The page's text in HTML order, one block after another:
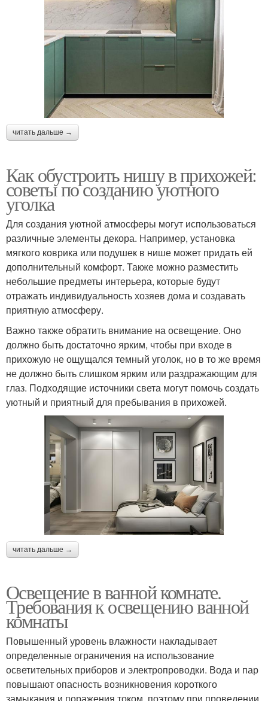
читать дальше →
Как обустроить нишу в прихожей:
советы по созданию уютного
уголка
Для создания уютной атмосферы могут использоваться
различные элементы декора. Например, установка
мягкого коврика или подушек в нише может придать ей
дополнительный комфорт. Также можно разместить
небольшие предметы интерьера, которые будут
отражать индивидуальность хозяев дома и создавать
приятную атмосферу.
Важно также обратить внимание на освещение. Оно
должно быть достаточно ярким, чтобы при входе в
прихожую не ощущался темный уголок, но в то же время
не должно быть слишком ярким или раздражающим для
глаз. Подходящие источники света могут помочь создать
уютный и приятный для пребывания в прихожей.
читать дальше →
Освещение в ванной комнате.
Требования к освещению ванной
комнаты
Повышенный уровень влажности накладывает
определенные ограничения на использование
осветительных приборов и электропроводки. Вода и пар
повышают опасность возникновения короткого
замыкания и поражения током, поэтому при проведении